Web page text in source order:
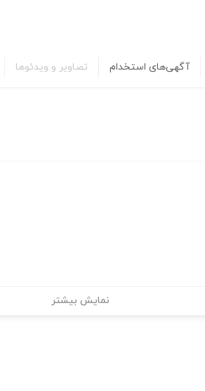
آگهی‌های استخدام تصاویر و ویدئوها
نمایش بیشتر